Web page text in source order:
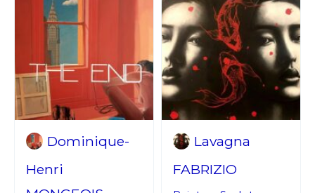
Dominique-
Henri
Lavagna
FABRIZIO